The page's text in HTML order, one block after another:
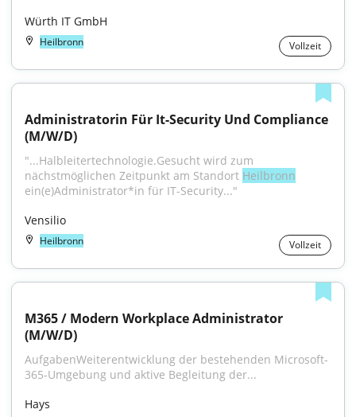
Würth IT GmbH
Heilbronn Vollzeit
Administratorin Für It-Security Und Compliance
(M/W/D)
"...Halbleitertechnologie.Gesucht wird zum
nächstmöglichen Zeitpunkt am Standort Heilbronn
ein(e)Administrator*in für IT-Security..."
Vensilio
Heilbronn Vollzeit
M365 / Modern Workplace Administrator
(M/W/D)
AufgabenWeiterentwicklung der bestehenden Microsoft-
365-Umgebung und aktive Begleitung der...
Hays